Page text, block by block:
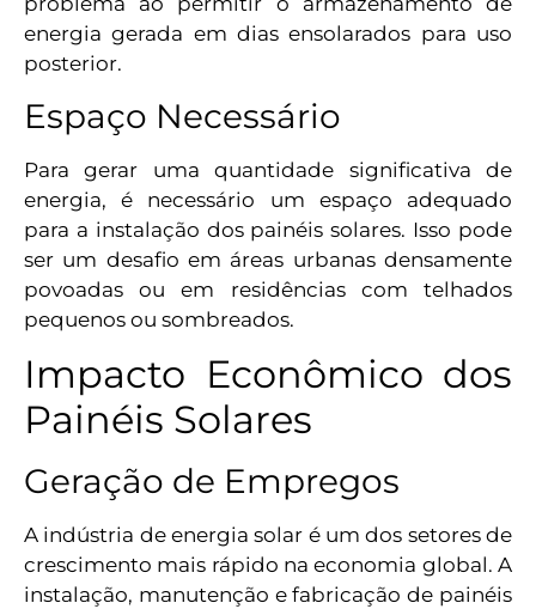
energia gerada em dias ensolarados para uso
posterior.
Espaço Necessário
Para gerar uma quantidade significativa de
energia, é necessário um espaço adequado
para a instalação dos painéis solares. Isso pode
ser um desafio em áreas urbanas densamente
povoadas ou em residências com telhados
pequenos ou sombreados.
Impacto Econômico dos
Painéis Solares
Geração de Empregos
A indústria de energia solar é um dos setores de
crescimento mais rápido na economia global. A
instalação, manutenção e fabricação de painéis